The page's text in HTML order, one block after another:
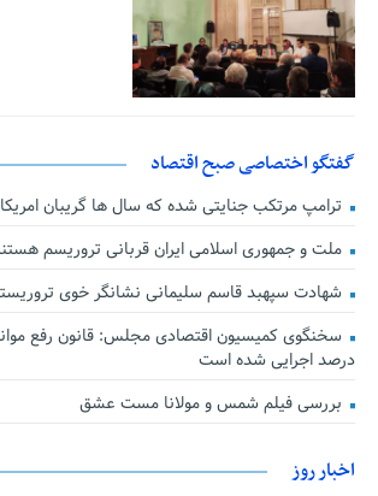
گفتگو اختصاصی صبح اقتصاد
ترامپ مرتکب جنایتی شده که سال ها گریبان
ملت و جمهوری اسلامی ایران قربانی تروریسم
شهادت سپهبد قاسم سلیمانی نشانگر خوی
درصد اجرایی شده است
بررسی فیلم شمس و مولانا مست عشق
اخبار روز